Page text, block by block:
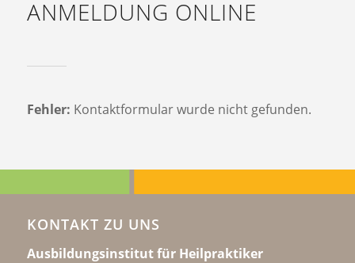
ANMELDUNG ONLINE
Fehler: Kontaktformular wurde nicht gefunden.
KONTAKT ZU UNS
Ausbildungsinstitut für Heilpraktiker